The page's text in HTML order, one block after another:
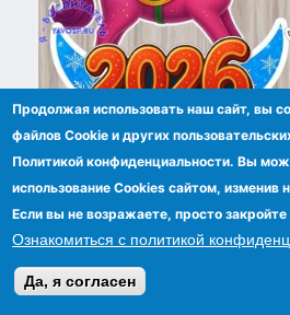
Объемная поделка
Продолжая использовать наш сайт, вы
файлов Сookie и других
Политикой конфиденциальности. Вы
использование Cookies сайтом, изменив
Если вы не возражаете, просто
Ознакомиться с политикой
Да, я согласен